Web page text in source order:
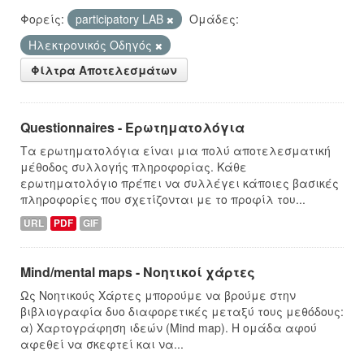
Φορείς: participatory LAB
Ομάδες:
Hλεκτρονικός Οδηγός
Φίλτρα Αποτελεσμάτων
Questionnaires - Ερωτηματολόγια
Τα ερωτηματολόγια είναι μια πολύ αποτελεσματική
μέθοδος συλλογής πληροφορίας. Κάθε
ερωτηματολόγιο πρέπει να συλλέγει κάποιες βασικές
πληροφορίες που σχετίζονται με το προφίλ του...
URL PDF GIF
Mind/mental maps - Νοητικοί χάρτες
Ως Νοητικούς Χάρτες μπορούμε να βρούμε στην
βιβλιογραφία δυο διαφορετικές μεταξύ τους μεθόδους:
α) Χαρτογράφηση ιδεών (Mind map). Η ομάδα αφού
αφεθεί να σκεφτεί και να...